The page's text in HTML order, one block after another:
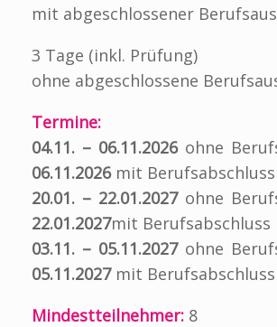
mit abgeschlossener
3 Tage (inkl. Prüfung)
ohne abgeschlossene
Termine:
04.11. – 06.11.2026ohne
06.11.2026mit Berufsabschluss
20.01. – 22.01.2027ohne
22.01.2027mit Berufsabschluss
03.11. – 05.11.2027ohne
05.11.2027mit Berufsabschluss
Mindestteilnehmer: 8